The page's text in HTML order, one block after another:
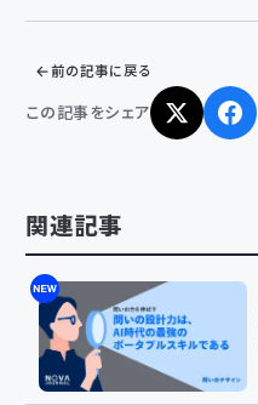
前の記事に戻る
この記事をシェア
関連記事